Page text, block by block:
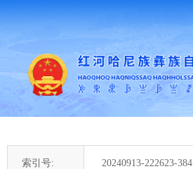
索引号: 20240913-222623-384